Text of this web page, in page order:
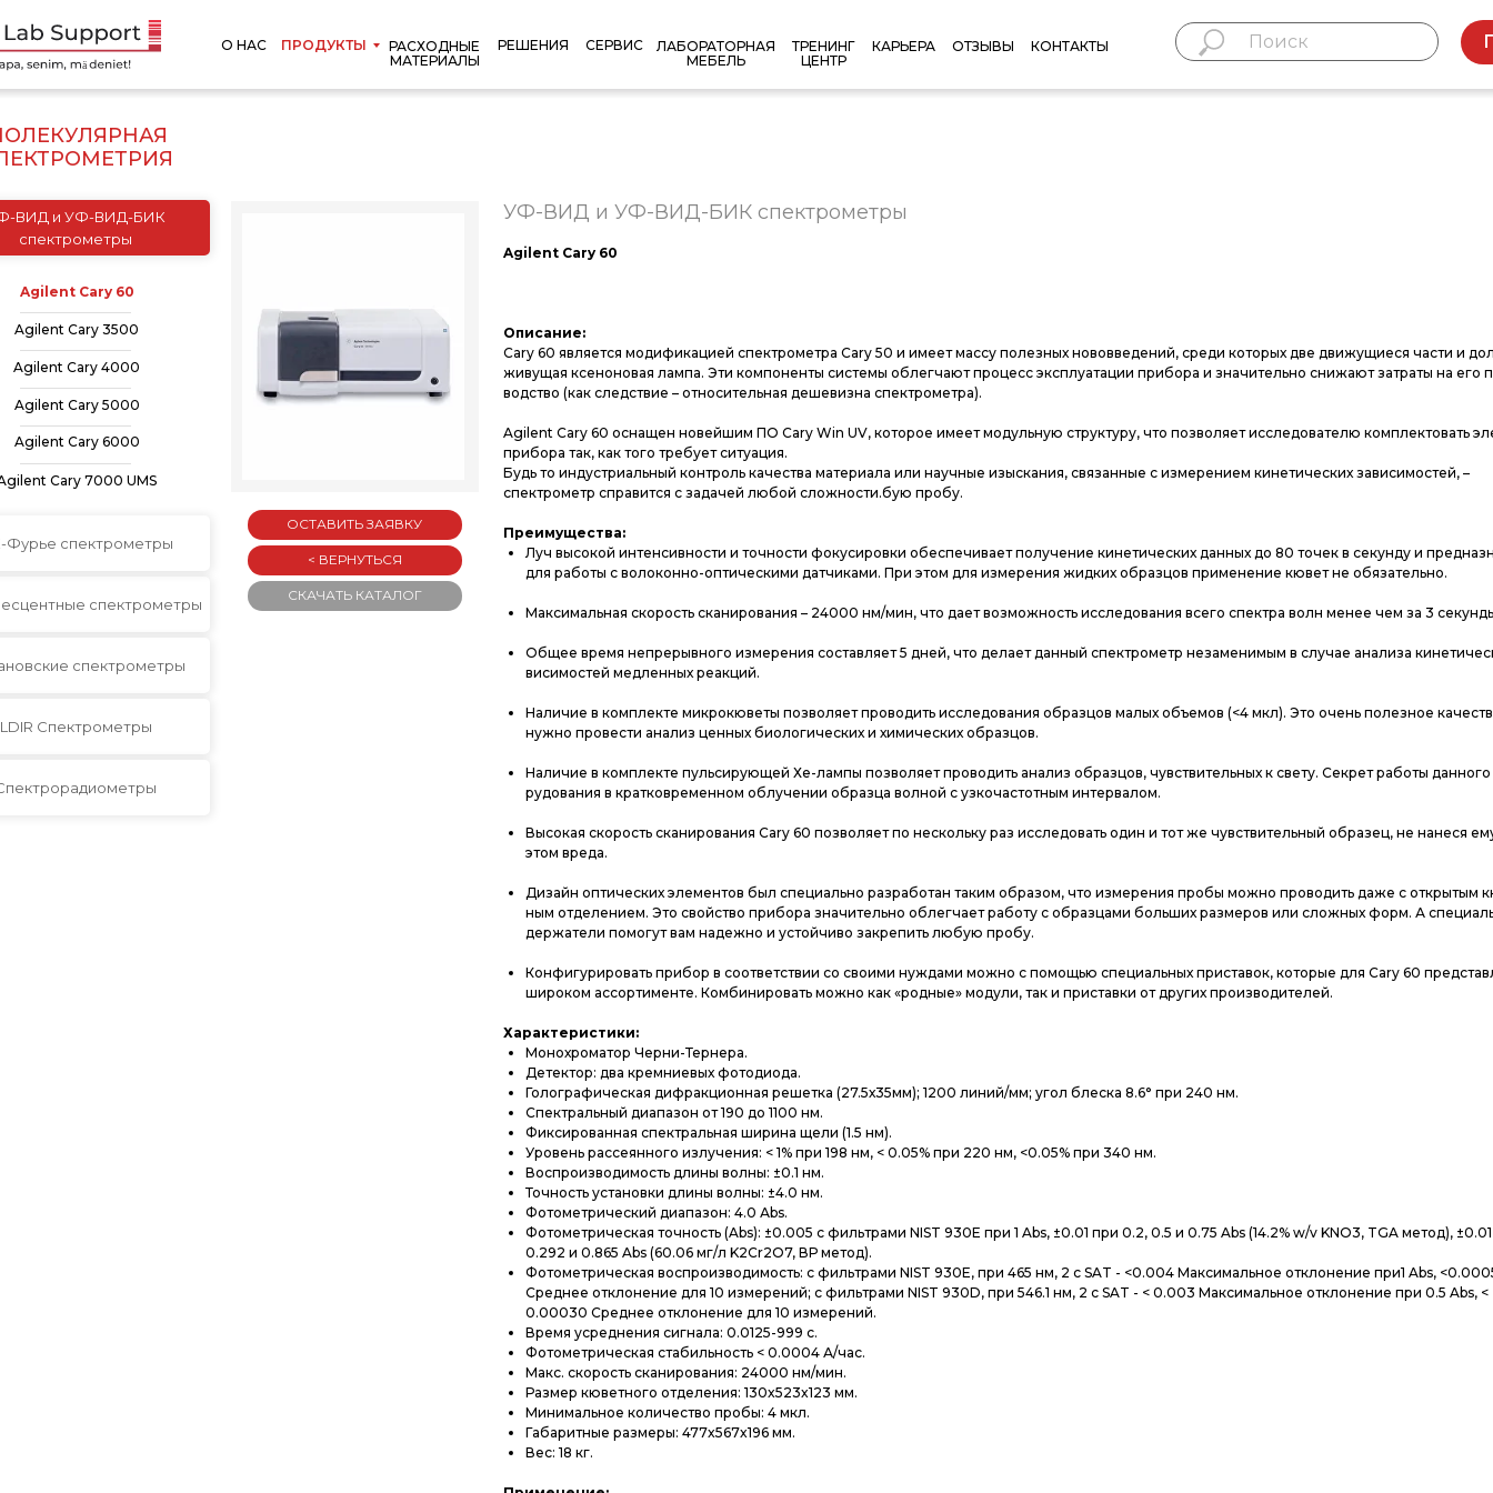
ПРОДУКТЫ
О НАС
РАСХОДНЫЕ
МАТЕРИАЛЫ
РЕШЕНИЯ СЕРВИС
ЛАБОРАТОРНАЯ
МЕБЕЛЬ
ТРЕНИНГ
ЦЕНТР
КАРЬЕРА ОТЗЫВЫ КОНТАКТЫ
Описание:
Cary 60 яв­ля­ет­ся мо­дифи­каци­ей спек­тро­мет­ра Cary 50 и име­ет мас­су по­лез­ных но­вов­ве­дений, сре­ди ко­торых две дви­жущи­еся час­ти и
живу­щая ксе­ноно­вая лам­па. Эти ком­по­нен­ты сис­те­мы об­легча­ют про­цесс экс­плу­ата­ции при­бора и зна­читель­но сни­жа­ют зат­ра­ты на его
водс­тво (как следс­твие – от­но­ситель­ная де­шевиз­на спектрометра).
Agilent Cary 60 ос­на­щен но­вей­шим ПО Cary Win UV, ко­торое име­ет мо­дуль­ную струк­ту­ру, что поз­во­ля­ет ис­сле­дова­телю ком­плек­то­вать
при­бора так, как то­го тре­бу­ет си­ту­ация.
Будь то ин­дус­три­аль­ный кон­троль ка­чес­тва ма­тери­ала или на­уч­ные изыс­ка­ния, свя­зан­ные с из­ме­рени­ем ки­нети­чес­ких за­виси­мос­тей, –
спектрометр спра­вит­ся с за­дачей лю­бой слож­ности.бую пробу.
Преимущества:
Луч вы­сокой ин­тенсив­ности и точ­ности фо­куси­ров­ки обес­пе­чива­ет по­луче­ние ки­нети­чес­ких дан­ных до 80 то­чек в се­кун­ду и
для ра­боты с во­локон­но-оп­ти­чес­ки­ми дат­чи­ками. При этом для из­ме­рения жид­ких об­разцов при­мене­ние кю­вет не обя­затель­но.
Мак­си­маль­ная ско­рость ска­ниро­вания – 24000 нм/мин, что да­ет воз­можность ис­сле­дова­ния все­го спек­тра волн ме­нее чем за 3
Об­щее вре­мя неп­ре­рыв­но­го из­ме­рения сос­тавля­ет 5 дней, что де­ла­ет дан­ный спектрометр не­заме­нимым в слу­чае ана­лиза
виси­мос­тей мед­ленных ре­ак­ций.
На­личие в ком­плек­те мик­ро­кюве­ты поз­во­ля­ет про­водить ис­сле­дова­ния об­разцов ма­лых объ­емов (<4 мкл). Это очень по­лез­ное
нуж­но про­вес­ти ана­лиз ценных би­оло­гичес­ких и хи­мичес­ких об­разцов.
На­личие в ком­плек­те пуль­си­ру­ющей Хе-лам­пы поз­во­ля­ет про­водить ана­лиз об­разцов, чувс­тви­тель­ных к све­ту. Сек­рет ра­боты
рудо­вания в крат­ковре­мен­ном об­лу­чении об­разца вол­ной с уз­ко­час­тотным ин­терва­лом.
Вы­сокая ско­рость ска­ниро­вания Cary 60 поз­во­ля­ет по нес­коль­ку раз ис­сле­довать один и тот же чувс­тви­тель­ный об­ра­зец, не на­неся
этом вре­да.
Ди­зайн оп­ти­чес­ких эле­мен­тов был спе­ци­аль­но раз­ра­ботан та­ким об­ра­зом, что из­ме­рения про­бы мож­но про­водить да­же с от­кры­тым
ным от­де­лени­ем. Это свой­ство при­бора зна­читель­но об­легча­ет ра­боту с об­разца­ми боль­ших раз­ме­ров или слож­ных форм. А
дер­жа­тели по­могут вам на­деж­но и ус­той­чи­во зак­ре­пить лю­бую про­бу.
Кон­фи­гури­ровать при­бор в со­от­ветс­твии со сво­ими нуж­да­ми мож­но с по­мощью спе­ци­аль­ных прис­та­вок, ко­торые для Cary 60
ши­роком ас­сорти­мен­те. Ком­би­ниро­вать мож­но как «род­ные» мо­дули, так и прис­тавки от дру­гих про­из­во­дите­лей.
Характеристики:
Мо­нох­ро­матор Чер­ни-Тер­не­ра.
Де­тек­тор: два крем­ни­евых фо­тоди­ода.
Го­лог­ра­фичес­кая диф­ракци­он­ная ре­шет­ка (27.5х35мм); 1200 ли­ний/мм; угол блес­ка 8.6° при 240 нм.
Спек­траль­ный ди­апа­зон от 190 до 1100 нм.
Фик­си­рован­ная спек­траль­ная ши­рина ще­ли (1.5 нм).
Уро­вень рас­се­ян­но­го из­лу­чения: < 1% при 198 нм, < 0.05% при 220 нм, <0.05% при 340 нм.
Вос­про­из­во­димость дли­ны вол­ны: ±0.1 нм.
Точ­ность ус­та­нов­ки дли­ны вол­ны: ±4.0 нм.
Фо­томет­ри­чес­кий ди­апа­зон: 4.0 Аbs.
Фо­томет­ри­чес­кая точ­ность (Abs): ±0.005 c филь­тра­ми NIST 930E при 1 Abs, ±0.01 при 0.2, 0.5 и 0.75 Abs (14.2% w/v KNO3, TGA ме­тод),
0.292 и 0.865 Abs (60.06 мг/л K2Cr2O7, ВР ме­тод).
Фо­томет­ри­чес­кая вос­про­из­во­димость: с филь­тра­ми NIST 930E, при 465 нм, 2 с SAT - <0.004 Мак­си­маль­ное от­кло­нение при1 Abs,
Сред­нее от­кло­нение для 10 из­ме­рений; с филь­тра­ми NIST 930D, при 546.1 нм, 2 с SAT - < 0.003 Мак­си­маль­ное от­кло­нение при 0.5 Abs, <
0.00030 Сред­нее от­кло­нение для 10 из­ме­рений.
Вре­мя ус­редне­ния сиг­на­ла: 0.0125-999 с.
Фо­томет­ри­чес­кая ста­биль­ность < 0.0004 А/час.
Макс. ско­рость ска­ниро­вания: 24000 нм/мин.
Раз­мер кю­вет­но­го от­де­ления: 130x523x123 мм.
Минимальное количество пробы: 4 мкл.
Га­барит­ные раз­ме­ры: 477x567x196 мм.
Вес: 18 кг.
Agilent Cary 60
ОСТАВИТЬ ЗАЯВКУ
УФ-ВИД и УФ-ВИД-БИК спектрометры
< ВЕРНУТЬСЯ
СКАЧАТЬ КАТАЛОГ
ВИД и УФ-ВИД-БИК
спектрометры
спектрометры
Фурье спектрометры
спектрометры
LDIR Спектрометры
Agilent Cary 60
Agilent Cary 3500
Agilent Cary 4000
Agilent Cary 5000
Agilent Cary 6000
Cary 7000 UMS